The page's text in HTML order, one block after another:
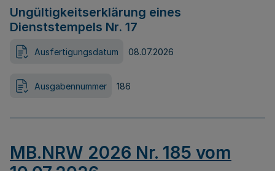
Ungültigkeitserklärung eines
Dienststempels Nr. 17
Ausfertigungsdatum 08.07.2026
Ausgabennummer 186
MB.NRW 2026 Nr. 185 vom